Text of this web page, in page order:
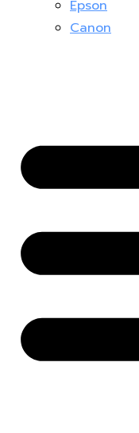
Epson
Canon